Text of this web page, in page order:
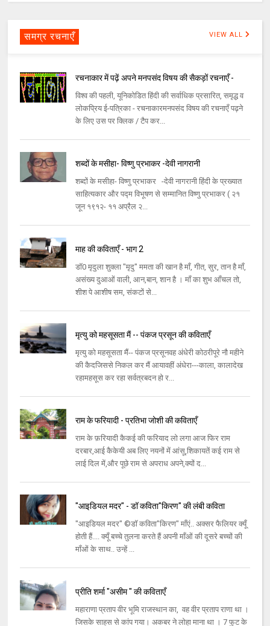
समग्र रचनाएँ VIEW ALL
रचनाकार में पढ़ें अपने मनपसंद विषय की सैकड़ों रचनाएँ -
विश्व की पहली, यूनिकोडित हिंदी की सर्वाधिक प्रसारित, समृद्ध व
लोकप्रिय ई-पत्रिका - रचनाकारमनपसंद विषय की रचनाएँ पढ़ने
के लिए उस पर क्लिक / टैप कर...
शब्दों के मसीहा- विष्णु प्रभाकर -देवी नागरानी
शब्दों के मसीहा- विष्णु प्रभाकर -देवी नागरानी हिंदी के प्रख्यात
साहित्यकार और पद्म विभूषण से सम्मानित विष्णु प्रभाकर ( २१
जून १९१२- ११ अप्रैल २...
माह की कविताएँ - भाग 2
डॉ0 मृदुला शुक्ला "मृदु" ममता की खान है माँ, गीत, सुर, तान है माँ,
असंख्य दुआओं वाली, आन,बान, शान है । माँ का शुभ आँचल तो,
शीश पे आशीष सम, संकटों से...
मृत्यु को महसूसता मैं -- पंकज प्रसून की कविताएँ
मृत्यु को महसूसता मैं-- पंकज प्रसूनवह अंधेरी कोठरीपूरे नौ महीने
की कैदजिससे निकल कर मैं आयावहीं अंधेरा---काला, कालादेख
रहामहसूस कर रहा सर्वत्रबदन हो र...
राम के फरियादी - प्रतिभा जोशी की कविताएँ
राम के फ़रियादी कैकई की फरियाद लो लगा आज फिर राम
दरबार,आई कैकेयी अब लिए नयनों में आंसू,शिकायतें कई राम से
लाई दिल में,और पूछे राम से अपराध अपने,क्यों द...
"आइडियल मदर" - डॉ कविता"किरण" की लंबी कविता
"आइडियल मदर" ©डॉ कविता"किरण" माँएं.. अक्सर फैलियर क्यूँ
होती हैं.... क्यूँ बच्चे तुलना करते हैं अपनी माँओं की दूसरे बच्चों की
माँओं के साथ.. उन्हें ...
प्रीति शर्मा "असीम " की कविताएँ
महाराणा प्रताप वीर भूमि राजस्थान का, वह वीर प्रताप राणा था ।
जिसके साहस से कांप गया। अकबर ने लोहा माना था । 7 फुट के